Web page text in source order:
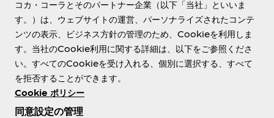
Need help?
コカ・コーラとそのパートナー企業（以下「当社」といいま
す。）は、ウェブサイトの運営、パーソナライズされたコンテ
ンツの表示、ビジネス方針の管理のため、Cookieを利用しま
す。当社のCookie利用に関する詳細は、以下をご参照くださ
い。すべてのCookieを受け入れる、個別に選択する、すべて
を拒否することができます。
Cookie ポリシー
同意設定の管理